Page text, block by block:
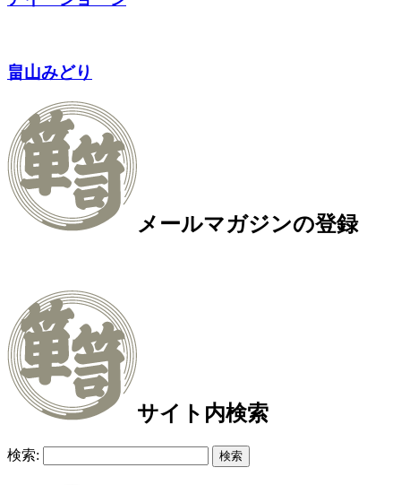
畠山みどり
メールマガジンの登録
サイト内検索
検索: